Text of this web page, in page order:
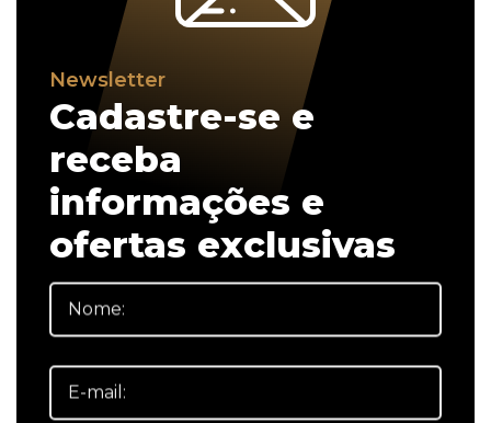
Newsletter
Cadastre-se e
receba
informações e
ofertas exclusivas